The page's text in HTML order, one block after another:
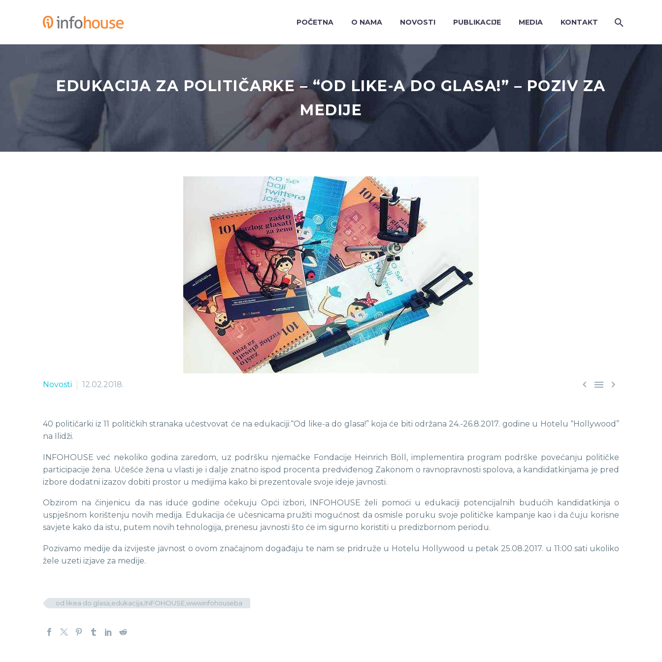
POČETNA O NAMA NOVOSTI PUBLIKACIJE MEDIA KONTAKT
EDUKACIJA ZA POLITIČARKE – “OD LIKE-A DO GLASA!” – POZIV ZA
MEDIJE
  
Novosti 12.02.2018.
40 političarki iz 11 političkih stranaka učestvovat će na edukaciji:“Od like-a do glasa!” koja će biti održana 24.-26.8.2017. godine u Hotelu “Hollywood”
na Ilidži.
INFOHOUSE već nekoliko godina zaredom, uz podršku njemačke Fondacije Heinrich Böll, implementira program podrške povećanju političke
participacije žena. Učešće žena u vlasti je i dalje znatno ispod procenta predviđenog Zakonom o ravnopravnosti spolova, a kandidatkinjama je pred
izbore dodatni izazov dobiti prostor u medijima kako bi prezentovale svoje ideje javnosti.
Obzirom na činjenicu da nas iduće godine očekuju Opći izbori, INFOHOUSE želi pomoći u edukaciji potencijalnih budućih kandidatkinja o
uspješnom korištenju novih medija. Edukacija će učesnicama pružiti mogućnost da osmisle poruku svoje političke kampanje kao i da čuju korisne
savjete kako da istu, putem novih tehnologija, prenesu javnosti što će im sigurno koristiti u predizbornom periodu.
Pozivamo medije da izvijeste javnost o ovom značajnom događaju te nam se pridruže u Hotelu Hollywood u petak 25.08.2017. u 11:00 sati ukoliko
žele uzeti izjave za medije.
od likea do glasa,edukacija,INFOHOUSE,wwwinfohouseba